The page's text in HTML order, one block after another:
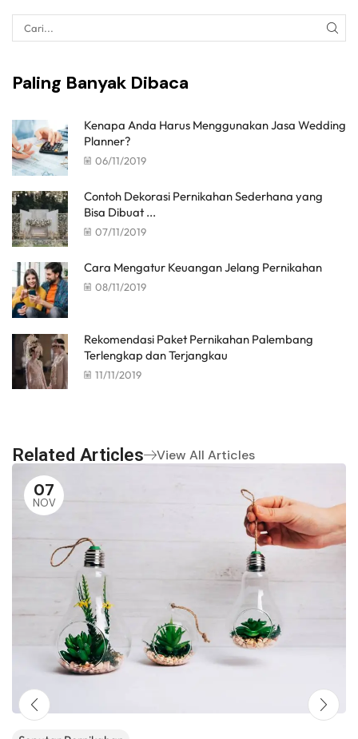
Paling Banyak Dibaca
Kenapa Anda Harus Menggunakan Jasa Wedding
Planner?
06/11/2019
Contoh Dekorasi Pernikahan Sederhana yang
Bisa Dibuat ...
07/11/2019
Cara Mengatur Keuangan Jelang Pernikahan
08/11/2019
Rekomendasi Paket Pernikahan Palembang
Terlengkap dan Terjangkau
11/11/2019
Related Articles View All Articles
07
NOV